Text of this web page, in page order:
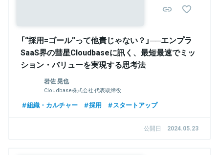
「“採用=ゴール”って他責じゃない？」──エンプラ
SaaS界の彗星Cloudbaseに訊く、最短最速でミッ
ション・バリューを実現する思考法
岩佐 晃也
Cloudbase株式会社 代表取締役
組織・カルチャー 採用 スタートアップ
公開日 2024.05.23